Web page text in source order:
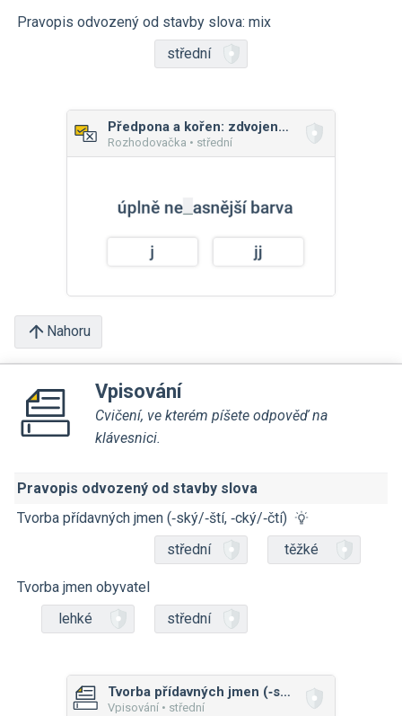
Pravopis odvozený od stavby slova: mix
střední
Předpona a kořen: zdvojené hlásky
Rozhodovačka • střední
Nahoru
Vpisování
Cvičení, ve kterém píšete odpověď na
klávesnici.
Pravopis odvozený od stavby slova
Tvorba přídavných jmen (‑ský/‑ští, ‑cký/‑čtí)
střední
těžké
Tvorba jmen obyvatel
lehké
střední
Tvorba přídavných jmen (‑ský/‑ští, ‑cký/‑čtí)
Vpisování • střední